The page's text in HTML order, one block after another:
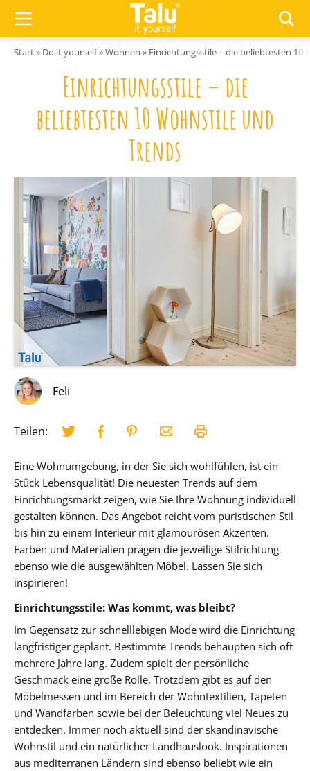
Start» Do it yourself»Wohnen » Einrichtungsstile – die beliebtesten 10
Einrichtungsstile – die
beliebtesten 10 Wohnstile und
Trends
Feli
Teilen:
Eine Wohnumgebung, in der Sie sich wohlfühlen, ist ein
Stück Lebensqualität! Die neuesten Trends auf dem
Einrichtungsmarkt zeigen, wie Sie Ihre Wohnung individuell
gestalten können. Das Angebot reicht vom puristischen Stil
bis hin zu einem Interieur mit glamourösen Akzenten.
Farben und Materialien prägen die jeweilige Stilrichtung
ebenso wie die ausgewählten Möbel. Lassen Sie sich
inspirieren!
Einrichtungsstile: Was kommt, was bleibt?
Im Gegensatz zur schnelllebigen Mode wird die Einrichtung
langfristiger geplant. Bestimmte Trends behaupten sich oft
mehrere Jahre lang. Zudem spielt der persönliche
Geschmack eine große Rolle. Trotzdem gibt es auf den
Möbelmessen und im Bereich der Wohntextilien, Tapeten
und Wandfarben sowie bei der Beleuchtung viel Neues zu
entdecken. Immer noch aktuell sind der skandinavische
Wohnstil und ein natürlicher Landhauslook. Inspirationen
aus mediterranen Ländern sind ebenso beliebt wie ein